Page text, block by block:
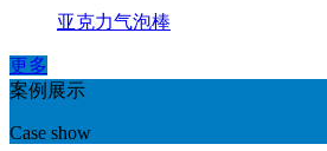
亚克力气泡棒
更多
案例展示
Case show